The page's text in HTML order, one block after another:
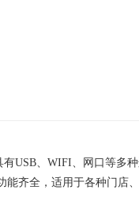
USB、WIFI、网口等多
齐全，适用于各种门店